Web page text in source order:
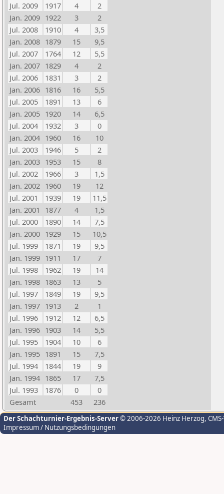
Jul. 2009
1917 4
2
Jan. 2009 1922 3
2
Jul. 2008
1910 4
3,5
Jan. 2008 1879 15
9,5
Jul. 2007
1764 12
5,5
Jan. 2007 1829 4
2
Jul. 2006
1831 3
2
Jan. 2006 1816 16
5,5
Jul. 2005
1891 13
6
Jan. 2005 1920 14
6,5
Jul. 2004
1932 3
0
Jan. 2004 1960 16
10
Jul. 2003
1946 5
2
Jan. 2003 1953 15
8
Jul. 2002
1966 3
1,5
Jan. 2002 1960 19
12
Jul. 2001
1939 19
11,5
Jan. 2001
1877 4
1,5
Jul. 2000
1890 14
7,5
Jan. 2000 1929 15
10,5
Jul. 1999
1871 19
9,5
Jan. 1999 1911 17
7
Jul. 1998
1962 19
14
Jan. 1998 1863 13
5
Jul. 1997
1849 19
9,5
Jan. 1997 1913 2
1
Jul. 1996
1912 12
6,5
Jan. 1996 1903 14
5,5
Jul. 1995
1904 10
6
Jan. 1995 1891 15
7,5
Jul. 1994
1844 19
9
Jan. 1994 1865 17
7,5
Jul. 1993
1876 0
0
Gesamt
453 236
Der Schachturnier-Ergebnis-Server© 2006-2026 Heinz Herzog,
Impressum / Nutzungsbedingungen